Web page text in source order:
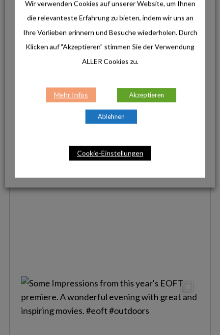
Wir verwenden Cookies auf unserer Website, um Ihnen
die relevanteste Erfahrung zu bieten, indem wir uns an
Ihre Vorlieben erinnern und Besuche wiederholen. Durch
Klicken auf "Akzeptieren" stimmen Sie der Verwendung
ALLER Cookies zu.
Mehr Infos Akzeptieren
Ablehnen
Cookie-Einstellungen